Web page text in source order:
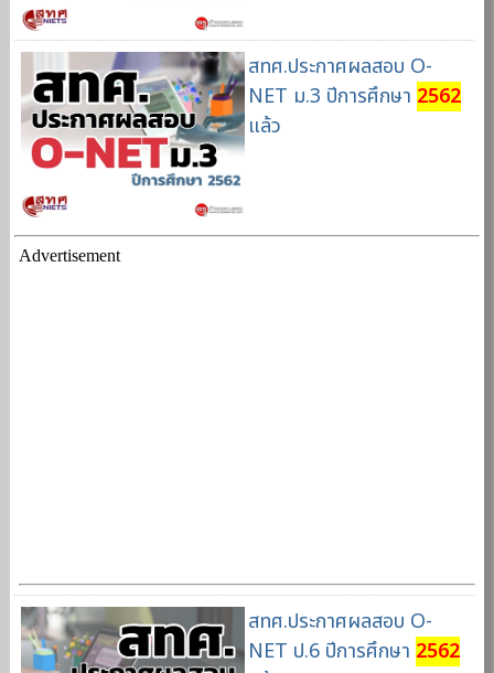
สทศ.ประกาศผลสอบ O-
NET ม.3 ปีการศึกษา 2562
แล้ว
Advertisement
สทศ.ประกาศผลสอบ O-
NET ป.6 ปีการศึกษา 2562